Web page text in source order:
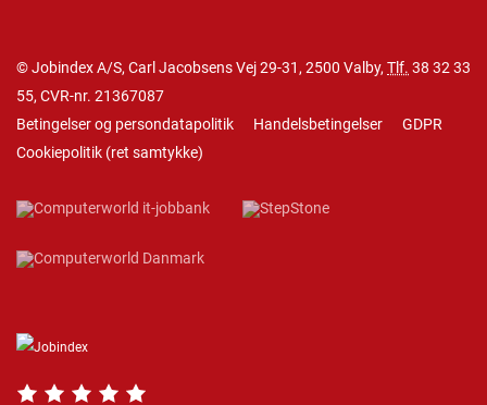
© Jobindex A/S, Carl Jacobsens Vej 29-31, 2500 Valby, Tlf. 38 32 33
55, CVR-nr. 21367087
Betingelser og persondatapolitik
Handelsbetingelser
GDPR
Cookiepolitik (ret samtykke)